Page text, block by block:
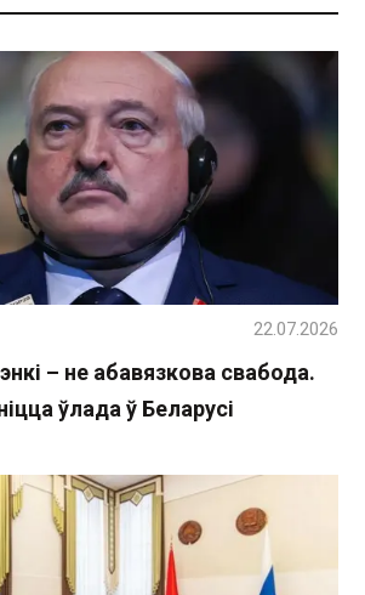
– не абавязкова свабода.
ўлада ў Беларусі
22.07.2026